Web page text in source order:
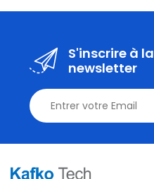
S'inscrire à la
newsletter